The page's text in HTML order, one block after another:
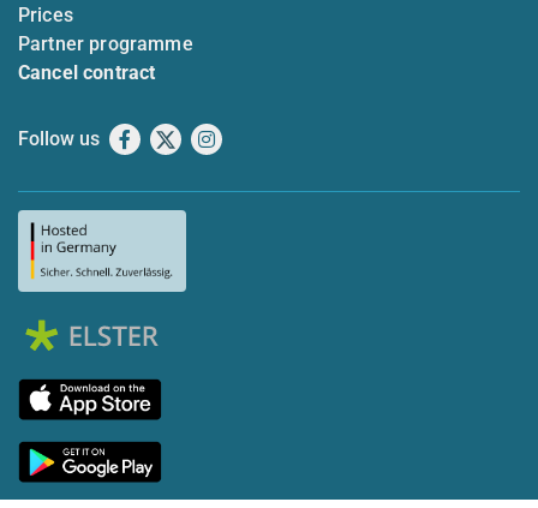
Prices
Partner programme
Cancel contract
Follow us Facebook
X Instagram